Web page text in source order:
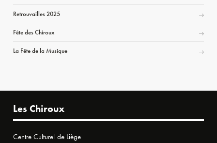
Retrouvailles 2025
Fête des Chiroux
La Fête de la Musique
Les Chiroux
Centre Culturel de Liège